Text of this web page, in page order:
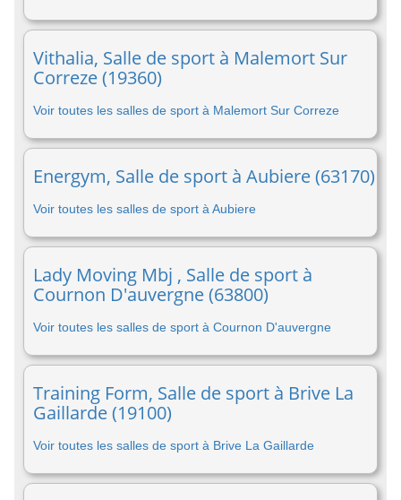
Vithalia, Salle de sport à Malemort Sur
Correze (19360)
Voir toutes les salles de sport à Malemort Sur Correze
Energym, Salle de sport à Aubiere (63170)
Voir toutes les salles de sport à Aubiere
Lady Moving Mbj , Salle de sport à
Cournon D'auvergne (63800)
Voir toutes les salles de sport à Cournon D'auvergne
Training Form, Salle de sport à Brive La
Gaillarde (19100)
Voir toutes les salles de sport à Brive La Gaillarde